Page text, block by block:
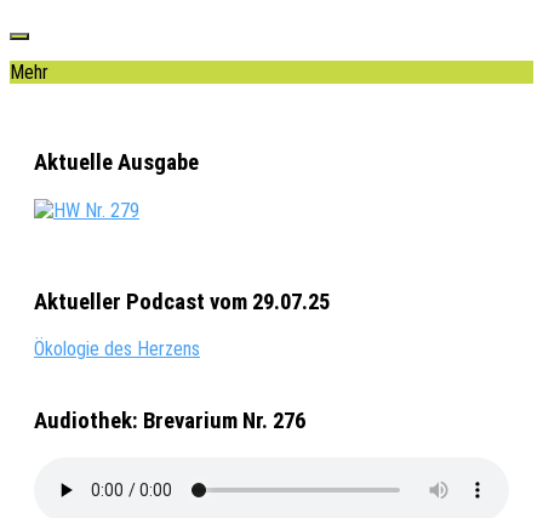
Mehr
Aktuelle Ausgabe
Aktueller Podcast vom 29.07.25
Ökologie des Herzens
Audiothek: Brevarium Nr. 276